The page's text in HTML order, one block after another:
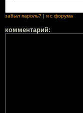
забыл пароль? | я с форума
комментарий: